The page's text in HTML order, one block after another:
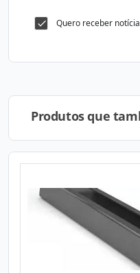
Quero receber
Produtos que